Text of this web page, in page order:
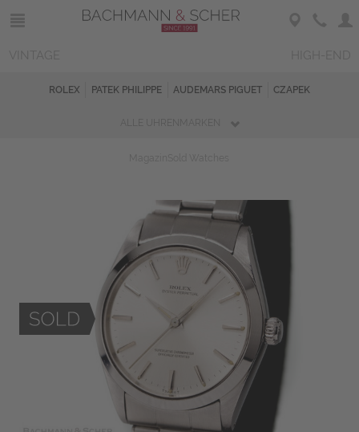
ROLEX PATEK PHILIPPE AUDEMARS PIGUET CZAPEK